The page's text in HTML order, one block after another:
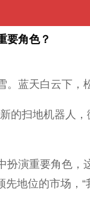
要角色？
蓝天白云下，
的扫地机器人
扮演重要角色
地位的市场，“